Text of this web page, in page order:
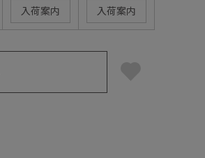
入荷案内 入荷案内